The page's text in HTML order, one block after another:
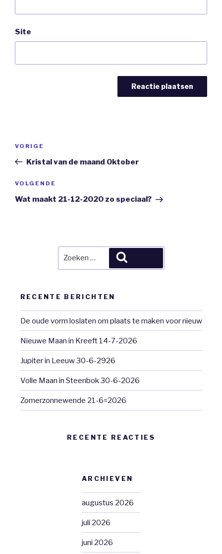
Site
Vorig
bericht
VORIGE
Kristal van de maand Oktober
Volgend
Bericht
VOLGENDE
Wat maakt 21-12-2020 zo speciaal?
RECENTE BERICHTEN
De oude vorm loslaten om plaats te maken voor nieuw
Nieuwe Maan in Kreeft 14-7-2026
Jupiter in Leeuw 30-6-2926
Volle Maan in Steenbok 30-6-2026
Zomerzonnewende 21-6=2026
RECENTE REACTIES
ARCHIEVEN
augustus 2026
juli 2026
juni 2026